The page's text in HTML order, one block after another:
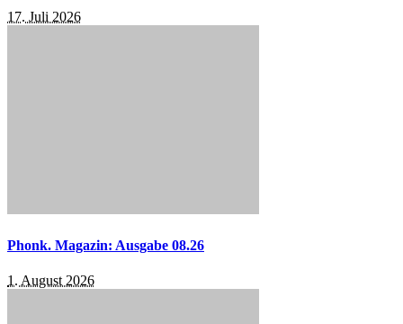
17. Juli 2026
Phonk. Magazin: Ausgabe 08.26
1. August 2026